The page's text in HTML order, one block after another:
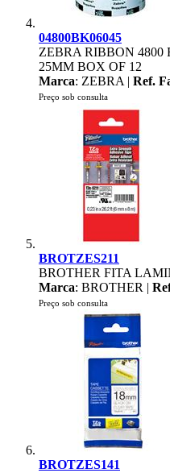
04800BK06045
ZEBRA RIBBON 4800
25MM BOX OF 12
Marca: ZEBRA | Ref.
Preço sob consulta
BROTZES211
BROTHER FITA
Marca: BROTHER |
Preço sob consulta
BROTZES141